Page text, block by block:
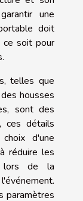
une
doit
ce soit pour
telles que
housses
sont des
ces détails
d'une
réduire les
lors de la
paramètres